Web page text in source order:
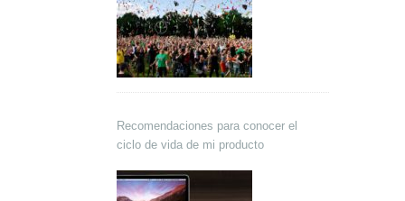
Recomendaciones para conocer el
ciclo de vida de mi producto